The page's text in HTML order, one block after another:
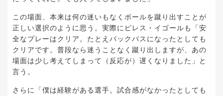
この場面、本来は何の迷いもなくボールを蹴り出すことが
正しい選択のように思う。実際にピレス・イゴールも「安
全なプレーはクリア。たとえバックパスになったとしても
クリアです。普段なら迷うことなく蹴り出しますが、あの
場面は少し考えてしまって（反応が）遅くなりました」と
言う。
さらに「僕は経験がある選手。試合感がなかったとしても